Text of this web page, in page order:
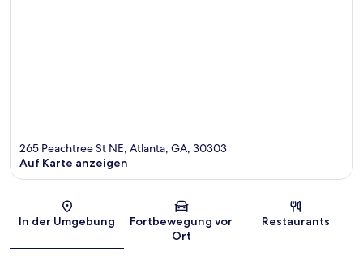
Karte
265 Peachtree St NE, Atlanta, GA, 30303
Auf Karte anzeigen
In der Umgebung
Fortbewegung vor
Ort
Restaurants